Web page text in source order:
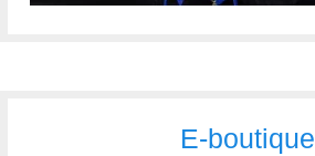
E-boutique